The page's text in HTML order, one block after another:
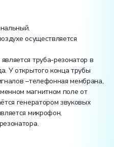
осуществляется
труба-резонатор в
У открытого конца трубы
–телефонная мембрана,
магнитном поле от
генератором звуковых
микрофон,